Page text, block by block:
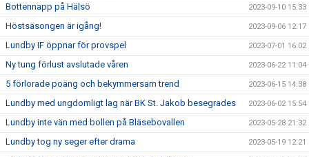
Bottennapp på Hälsö 2023-09-10 15:33
Höstsäsongen är igång! 2023-09-06 12:17
Lundby IF öppnar för provspel 2023-07-01 16:02
Ny tung förlust avslutade våren 2023-06-22 11:04
5 förlorade poäng och bekymmersam trend 2023-06-15 14:38
Lundby med ungdomligt lag när BK St. Jakob besegrades 2023-06-02 15:54
Lundby inte vän med bollen på Bläsebovallen 2023-05-28 21:32
Lundby tog ny seger efter drama 2023-05-19 12:21